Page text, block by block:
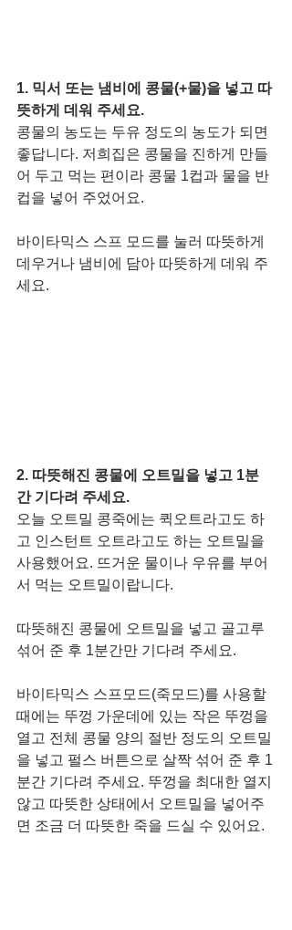
1. 믹서 또는 냄비에 콩물(+물)을 넣고 따
뜻하게 데워 주세요.
콩물의 농도는 두유 정도의 농도가 되면
좋답니다. 저희집은 콩물을 진하게 만들
어 두고 먹는 편이라 콩물 1컵과 물을 반
컵을 넣어 주었어요.
바이타믹스 스프 모드를 눌러 따뜻하게
데우거나 냄비에 담아 따뜻하게 데워 주
세요.
2. 따뜻해진 콩물에 오트밀을 넣고 1분
간 기다려 주세요.
오늘 오트밀 콩죽에는 퀵오트라고도 하
고 인스턴트 오트라고도 하는 오트밀을
사용했어요. 뜨거운 물이나 우유를 부어
서 먹는 오트밀이랍니다.
따뜻해진 콩물에 오트밀을 넣고 골고루
섞어 준 후 1분간만 기다려 주세요.
바이타믹스 스프모드(죽모드)를 사용할
때에는 뚜껑 가운데에 있는 작은 뚜껑을
열고 전체 콩물 양의 절반 정도의 오트밀
을 넣고 펄스 버튼으로 살짝 섞어 준 후 1
분간 기다려 주세요. 뚜껑을 최대한 열지
않고 따뜻한 상태에서 오트밀을 넣어주
면 조금 더 따뜻한 죽을 드실 수 있어요.